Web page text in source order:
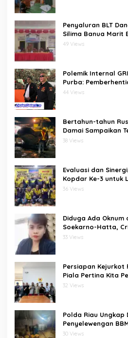
Penyaluran BLT
Silima Banua Marit
49 Views
Polemik Internal
Purba:
Pusat
44 Views
Bertahun-tahun
Damai Sampaikan
Agung usai Jalan
38 Views
Evaluasi dan
Kopdar Ke-3 untuk
Depan
36 Views
Diduga Ada
Soekarno-Hatta,
Harus Jadi Garda
33 Views
Persiapan Kejurkot
Piala Pertina Kita
Dimulai
32 Views
Polda Riau Ungkap
Penyelewengan
Orang Jadi
30 Views